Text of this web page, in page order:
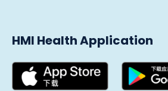
HMI Health Application